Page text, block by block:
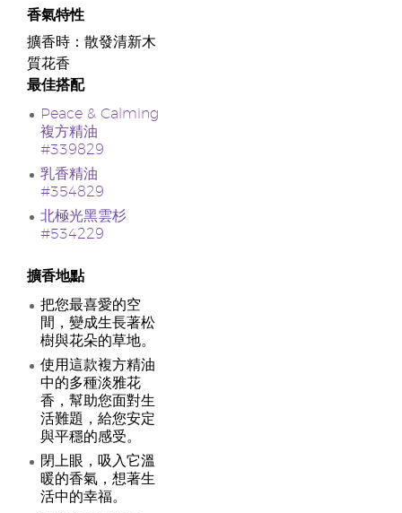
香氣特性
擴香時：散發清新木
質花香
最佳搭配
Peace & Calming
複方精油
#339829
乳香精油
#354829
北極光黑雲杉
#534229
擴香地點
把您最喜愛的空
間，變成生長著松
樹與花朵的草地。
使用這款複方精油
中的多種淡雅花
香，幫助您面對生
活難題，給您安定
與平穩的感受。
閉上眼，吸入它溫
暖的香氣，想著生
活中的幸福。